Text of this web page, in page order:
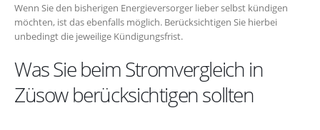
Wenn Sie den bisherigen Energieversorger lieber selbst kündigen
möchten, ist das ebenfalls möglich. Berücksichtigen Sie hierbei
unbedingt die jeweilige Kündigungsfrist.
Was Sie beim Stromvergleich in
Züsow berücksichtigen sollten